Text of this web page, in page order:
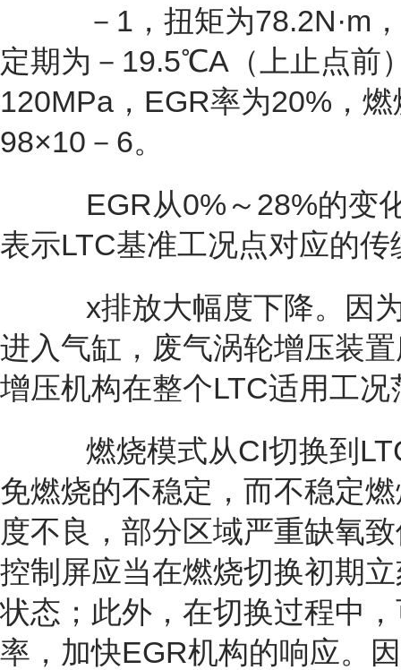
－1，扭矩为78.2N·m，
定期为－19.5℃A（上止点前
120MPa，EGR率为20%，
98×10－6。
EGR从0%～28%的变化
表示LTC基准工况点对应的
x排放大幅度下降。因为
进入气缸，废气涡轮增压装
增压机构在整个LTC适用工
燃烧模式从CI切换到
免燃烧的不稳定，而不稳定
度不良，部分区域严重缺氧
控制屏应当在燃烧切换初期
状态；此外，在切换过程中
率，加快EGR机构的响应。